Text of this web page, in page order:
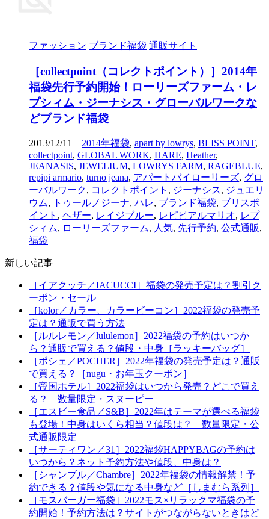
ファッション ブランド福袋 通販サイト
［collectpoint（コレクトポイント）］2014年
福袋先行予約開始！ローリーズファーム・レ
プシィム・ジーナシス・グローバルワークな
どブランド福袋
2013/12/11 2014年福袋, apart by lowrys, BLISS POINT,
collectpoint, GLOBAL WORK, HARE, Heather,
JEANASIS, JEWELIUM, LOWRYS FARM, RAGEBLUE,
repipi armario, turno jeana, アパートバイローリーズ, グロ
ーバルワーク, コレクトポイント , ジーナシス, ジュエリ
ウム, トゥールノジーナ, ハレ, ブランド福袋, ブリスポ
イント , ヘザー, レイジブルー, レピピアルマリオ, レプ
シィム, ローリーズファーム, 人気, 先行予約, 公式通販,
福袋
新しい記事
［イアクッチ／IACUCCI］福袋の発売予定は？割引ク
ーポン・セール
［kolor／カラー、カラービーコン］2022福袋の発売予
定は？通販で買う方法
［ルルレモン／lululemon］2022福袋の予約はいつか
ら？通販で買える？値段・中身［ラッキーバッグ］
［ポシェ／POCHER］2022年福袋の発売予定は？通販
で買える？［nugu・お年玉クーポン］
［帝国ホテル］2022福袋はいつから発売？どこで買え
る？ 数量限定・スヌーピー
［エスビー食品／S&B］2022年はテーマが選べる福袋
も登場！中身はいくら相当？値段は？ 数量限定・公
式通販限定
［サーティワン／31］2022福袋HAPPYBAGの予約は
いつから？ネット予約方法や値段、中身は？
［シャンブル／Chambre］2022年福袋の情報解禁！予
約できる？値段や気になる中身など［しまむら系列］
［モスバーガー福袋］2022モス×リラックマ福袋の予
約開始！予約方法は？サイトがつながらないときはど